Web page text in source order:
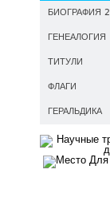
БИОГРАФИЯ 2
ГЕНЕАЛОГИЯ
ТИТУЛИ
ФЛАГИ
ГЕРАЛЬДИКА